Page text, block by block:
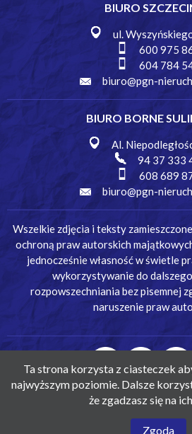
BIURO
ul.
600 975
604 784
biuro@pgn-
BIURO BORNE
Al.
94 37 333
608 689
biuro@pgn-
Wszelkie zdjęcia i teksty
ochroną praw autorskich
jednocześnie własność w świetle
wykorzystywanie do
rozpowszechniania bez pisemnej
naruszenie praw
© Pomorska Giełda
Ta strona korzysta z ciasteczek
najwyższym poziomie. Dalsze
że zgadzasz się na
Zgoda